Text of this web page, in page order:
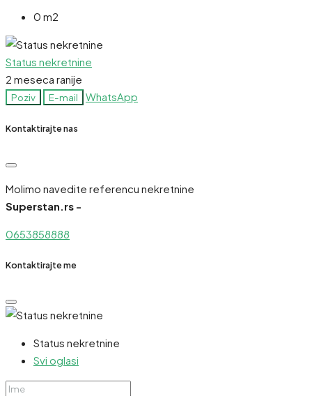
0 m2
Status nekretnine
2 meseca ranije
Poziv E-mail WhatsApp
Kontaktirajte nas
Molimo navedite referencu nekretnine
Superstan.rs -
0653858888
Kontaktirajte me
Status nekretnine
Svi oglasi